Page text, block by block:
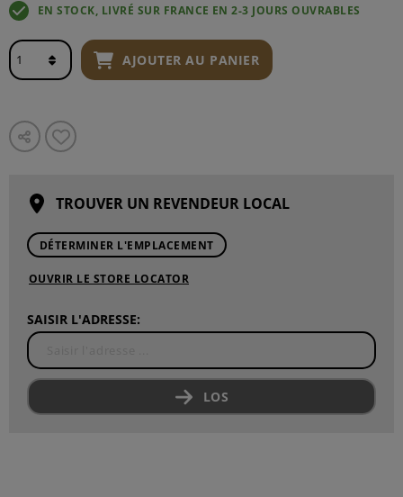
EN STOCK, LIVRÉ SUR FRANCE EN 2-3 JOURS OUVRABLES
AJOUTER AU PANIER
TROUVER UN REVENDEUR LOCAL
DÉTERMINER L'EMPLACEMENT
OUVRIR LE STORE LOCATOR
SAISIR L'ADRESSE:
LOS